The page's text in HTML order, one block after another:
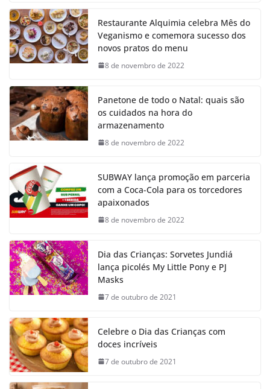
Restaurante Alquimia celebra Mês do
Veganismo e comemora sucesso dos
novos pratos do menu
8 de novembro de 2022
Panetone de todo o Natal: quais são
os cuidados na hora do
armazenamento
8 de novembro de 2022
SUBWAY lança promoção em parceria
com a Coca-Cola para os torcedores
apaixonados
8 de novembro de 2022
Dia das Crianças: Sorvetes Jundiá
lança picolés My Little Pony e PJ
Masks
7 de outubro de 2021
Celebre o Dia das Crianças com
doces incríveis
7 de outubro de 2021